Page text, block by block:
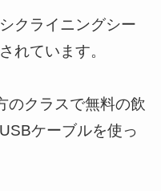
クライニングシー
れています。
のクラスで無料の飲
ケーブルを使っ